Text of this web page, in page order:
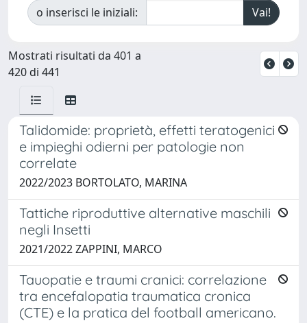
o inserisci le iniziali:
Mostrati risultati da 401 a
420 di 441
Talidomide: proprietà, effetti teratogenici
e impieghi odierni per patologie non
correlate
2022/2023 BORTOLATO, MARINA
Tattiche riproduttive alternative maschili
negli Insetti
2021/2022 ZAPPINI, MARCO
Tauopatie e traumi cranici: correlazione
tra encefalopatia traumatica cronica
(CTE) e la pratica del football americano.